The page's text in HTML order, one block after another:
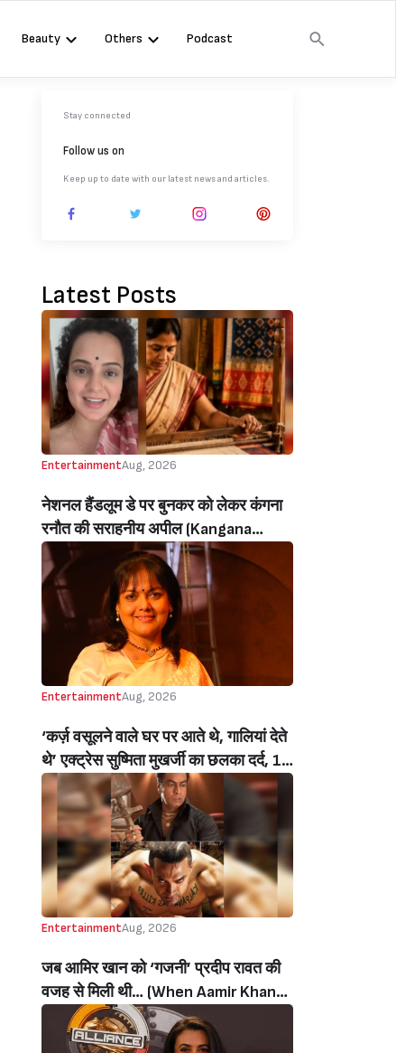
Beauty Others Podcast
Stay connected
Follow us on
Keep up to date with our latest news and articles.
Latest Posts
EntertainmentAug, 2026
नेशनल हैंडलूम डे पर बुनकर को लेकर कंगना
रनौत की सराहनीय अपील (Kangana
Ranaut’s Commendable Appeal
Regarding Weavers On National
Handloom Day)
EntertainmentAug, 2026
‘कर्ज़ वसूलने वाले घर पर आते थे, गालियां देते
थे’ एक्ट्रेस सुष्मिता मुखर्जी का छलका दर्द, 1
करोड़ का कर्ज उतारने के लिए करनी पड़ी थी
C ग्रेड फिल्में, बोलीं- ‘मैंने अपनी आत्मा बेच दी
थी’ (‘I Sold My Soul’ Actress
Sushmita Mukherjee Recalls Doing
C-Grade Films To Pay Loan)
EntertainmentAug, 2026
जब आमिर खान को ‘गजनी’ प्रदीप रावत की
वजह से मिली थी… (When Aamir Khan
Got ‘Ghajini’ Because Of Pradeep
Rawat)